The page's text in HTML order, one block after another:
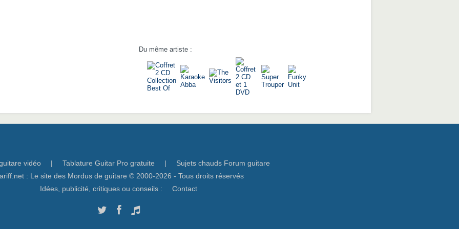
Du même artiste :
vidéo | Tablature Guitar Pro gratuite |
Sujets chauds Forum guitare
: Le site des Mordus de guitare © 2000-2026 - Tous droits réservés
Idées, publicité, critiques ou conseils :
Contact